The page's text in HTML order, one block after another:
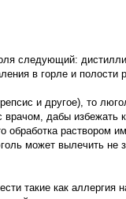
следующий:
в горле и полости
и другое), то
дабы избежать
раствором
может вылечить не
такие как аллергия